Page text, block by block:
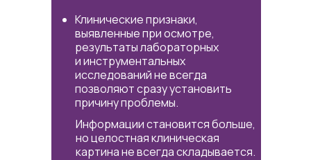
Информации становится больше,
но целостная клиническая
картина не всегда складывается.
Клинические признаки,
выявленные при осмотре,
результаты лабораторных
и инструментальных
исследований не всегда
позволяют сразу установить
причину проблемы.